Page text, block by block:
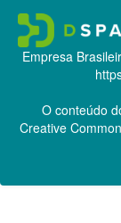
Empresa
O conteúdo
Creative